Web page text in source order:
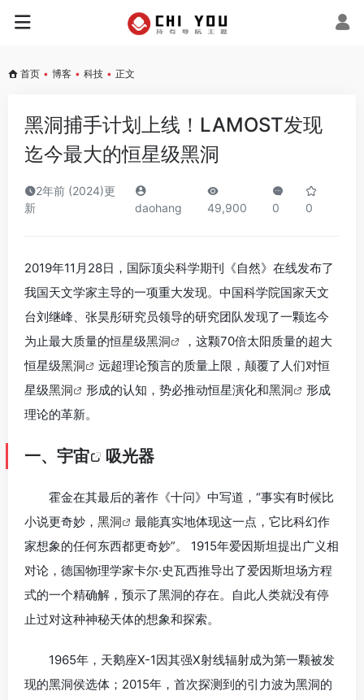
首页 • 博客 • 科技 • 正文
黑洞捕手计划上线！LAMOST发现
迄今最大的恒星级黑洞
2年前 (2024)更
新
daohang 49,900 0 0
2019年11月28日，国际顶尖科学期刊《自然》在线发布了
我国天文学家主导的一项重大发现。中国科学院国家天文
台刘继峰、张昊彤研究员领导的研究团队发现了一颗迄今
为止最大质量的恒星级黑洞
，这颗70倍太阳质量的超大
恒星级黑洞
远超理论预言的质量上限，颠覆了人们对恒
星级黑洞 形成的认知，势必推动恒星演化和黑洞
形成
理论的革新。
一、 宇宙 吸光器
霍金在其最后的著作《十问》中写道，“事实有时候比
小说更奇妙， 黑洞
最能真实地体现这一点，它比科幻作
家想象的任何东西都更奇妙”。 1915年爱因斯坦提出广义相
对论，德国物理学家卡尔·史瓦西推导出了爱因斯坦场方程
式的一个精确解，预示了黑洞的存在。自此人类就没有停
止过对这种神秘天体的想象和探索。
1965年，天鹅座X-1因其强X射线辐射成为第一颗被发
现的黑洞侯选体；2015年，首次探测到的引力波为黑洞的